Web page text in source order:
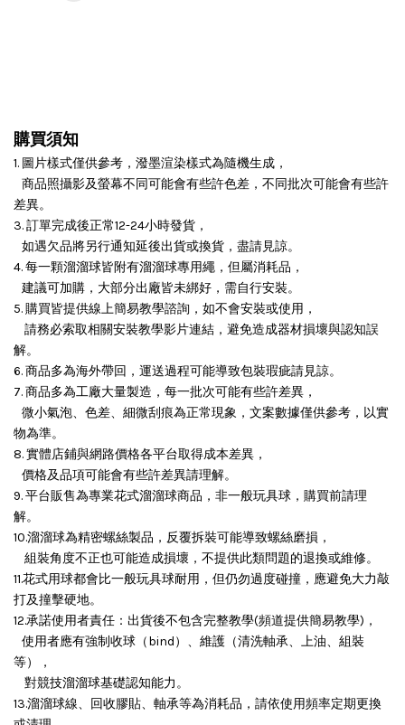
購買須知
1. 圖片樣式僅供參考，潑墨渲染樣式為隨機生成，
商品照攝影及螢幕不同可能會有些許色差，不同批次可能會有些許
差異。
3. 訂單完成後正常12-24小時發貨，
如遇欠品將另行通知延後出貨或換貨，盡請見諒。
4. 每一顆溜溜球皆附有溜溜球專用繩，但屬消耗品，
建議可加購，大部分出廠皆未綁好，需自行安裝。
5. 購買皆提供線上簡易教學諮詢，如不會安裝或使用，
請務必索取相關安裝教學影片連結，避免造成器材損壞與認知誤
解。
6. 商品多為海外帶回，運送過程可能導致包裝瑕疵請見諒。
7. 商品多為工廠大量製造，每一批次可能有些許差異，
微小氣泡、色差、細微刮痕為正常現象，文案數據僅供參考，以實
物為準。
8. 實體店鋪與網路價格各平台取得成本差異，
價格及品項可能會有些許差異請理解。
9. 平台販售為專業花式溜溜球商品，非一般玩具球，購買前請理
解。
10.溜溜球為精密螺絲製品，反覆拆裝可能導致螺絲磨損，
組裝角度不正也可能造成損壞， 不提供此類問題的退換或維修。
11.花式用球都會比一般玩具球耐用，但仍勿過度碰撞，應避免大力敲
打及撞擊硬地。
12.承諾使用者責任：出貨後不包含完整教學(頻道提供簡易教學)，
使用者應有強制收球（bind）、維護（清洗軸承、上油、組裝
等），
對競技溜溜球基礎認知能力。
13.溜溜球線、回收膠貼、軸承等為消耗品，請依使用頻率定期更換